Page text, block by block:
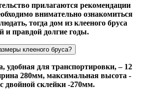
прилагаются рекомендации
внимательно ознакомиться
тогда дом из клееного бруса
и правдой долгие годы.
клееного бруса?
удобная для транспортировки, – 12
280мм, максимальная высота -
двойной склейки -270мм.